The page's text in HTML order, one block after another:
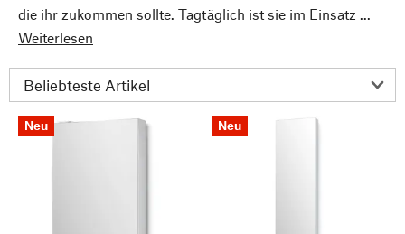
die ihr zukommen sollte. Tagtäglich ist sie im Einsatz ...
Weiterlesen
Neu Neu